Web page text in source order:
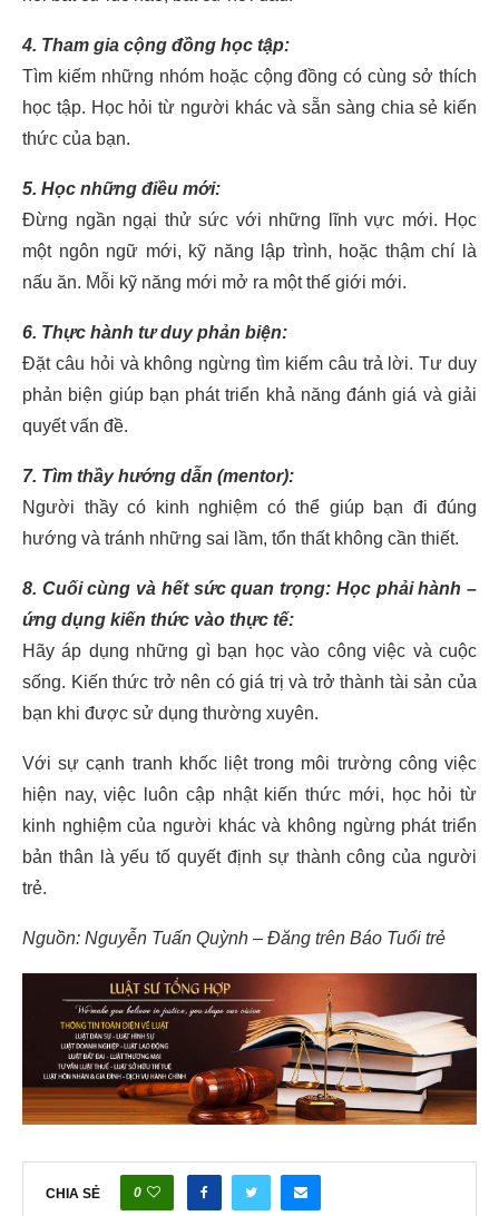
4. Tham gia cộng đồng học tập:
Tìm kiếm những nhóm hoặc cộng đồng có cùng sở thích
học tập. Học hỏi từ người khác và sẵn sàng chia sẻ kiến
thức của bạn.
5. Học những điều mới:
Đừng ngần ngại thử sức với những lĩnh vực mới. Học
một ngôn ngữ mới, kỹ năng lập trình, hoặc thậm chí là
nấu ăn. Mỗi kỹ năng mới mở ra một thế giới mới.
6. Thực hành tư duy phản biện:
Đặt câu hỏi và không ngừng tìm kiếm câu trả lời. Tư duy
phản biện giúp bạn phát triển khả năng đánh giá và giải
quyết vấn đề.
7. Tìm thầy hướng dẫn (mentor):
Người thầy có kinh nghiệm có thể giúp bạn đi đúng
hướng và tránh những sai lầm, tổn thất không cần thiết.
8. Cuối cùng và hết sức quan trọng: Học phải hành –
ứng dụng kiến thức vào thực tế:
Hãy áp dụng những gì bạn học vào công việc và cuộc
sống. Kiến thức trở nên có giá trị và trở thành tài sản của
bạn khi được sử dụng thường xuyên.
Với sự cạnh tranh khốc liệt trong môi trường công việc
hiện nay, việc luôn cập nhật kiến thức mới, học hỏi từ
kinh nghiệm của người khác và không ngừng phát triển
bản thân là yếu tố quyết định sự thành công của người
trẻ.
Nguồn: Nguyễn Tuấn Quỳnh – Đăng trên Báo Tuổi trẻ
CHIA SẺ 0